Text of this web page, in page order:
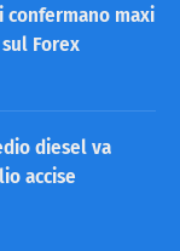
confermano maxi
Forex
diesel va
accise